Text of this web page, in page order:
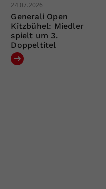
24.07.2026
Generali Open
Kitzbühel: Miedler
spielt um 3.
Doppeltitel